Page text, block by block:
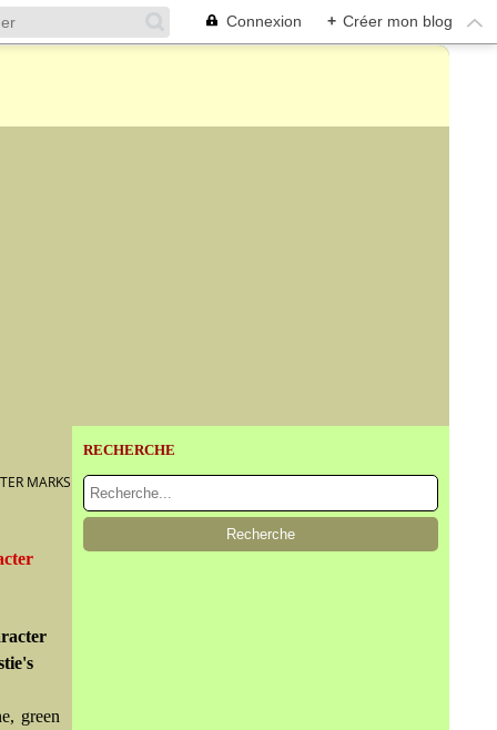
Connexion + Créer mon blog
MARKS WITHIN DOUBLE-CIRCLES AND OF THE PERIOD
green
RECHERCHE